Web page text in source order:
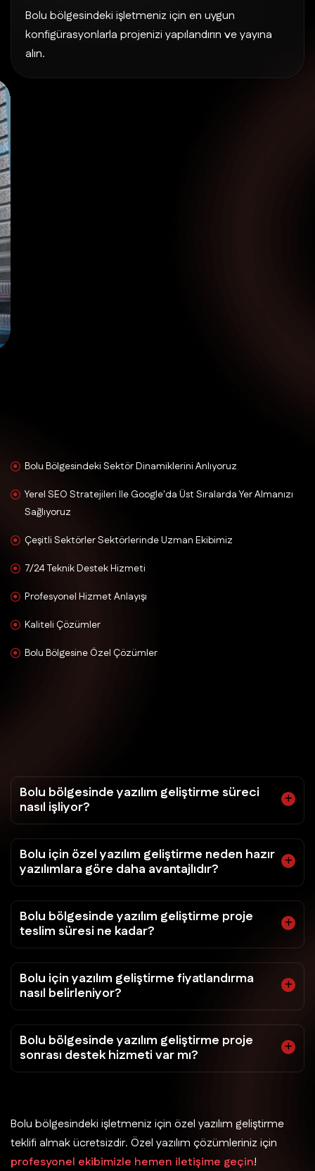
Bolu bölgesindeki işletmeniz için en uygun
konfigürasyonlarla projenizi yapılandırın ve yayına
alın.
Bolu Bölgesindeki Sektör Dinamiklerini Anlıyoruz
Yerel SEO Stratejileri Ile Google'da Üst Sıralarda Yer Almanızı
Sağlıyoruz
Çeşitli Sektörler Sektörlerinde Uzman Ekibimiz
7/24 Teknik Destek Hizmeti
Profesyonel Hizmet Anlayışı
Kaliteli Çözümler
Bolu Bölgesine Özel Çözümler
Bolu bölgesinde yazılım geliştirme süreci
nasıl işliyor?
Bolu için özel yazılım geliştirme neden hazır
yazılımlara göre daha avantajlıdır?
Bolu bölgesinde yazılım geliştirme proje
teslim süresi ne kadar?
Bolu için yazılım geliştirme fiyatlandırma
nasıl belirleniyor?
Bolu bölgesinde yazılım geliştirme proje
sonrası destek hizmeti var mı?
Bolu bölgesindeki işletmeniz için özel yazılım geliştirme
teklifi almak ücretsizdir. Özel yazılım çözümleriniz için
profesyonel ekibimizle hemen iletişime geçin!